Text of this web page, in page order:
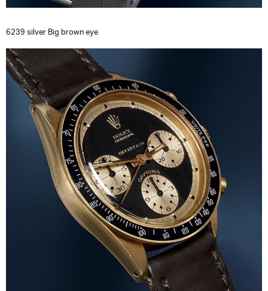
6239 silver Big brown eye